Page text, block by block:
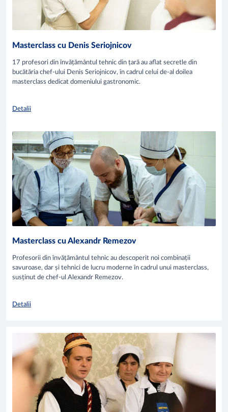
Masterclass cu Denis Seriojnicov
17 profesori din învățământul tehnic din țară au aflat secretle din
bucătăria chef-ului Denis Seriojnicov, în cadrul celui de-al doilea
masterclass dedicat domeniului gastronomic.
Detalii
Masterclass cu Alexandr Remezov
Profesorii din învățământul tehnic au descoperit noi combinații
savuroase, dar și tehnici de lucru moderne în cadrul unui masterclass,
susținut de chef-ul Alexandr Remezov.
Detalii